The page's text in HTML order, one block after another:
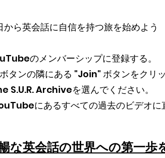
から英会話に自信を持つ旅を始めよう
のメンバーシップに登録する。
タンの隣にある "Join" ボタンをクリッ
S.U.R. Archiveを選んでください。
にあるすべての過去のビデオに
な英会話の世界への第一歩